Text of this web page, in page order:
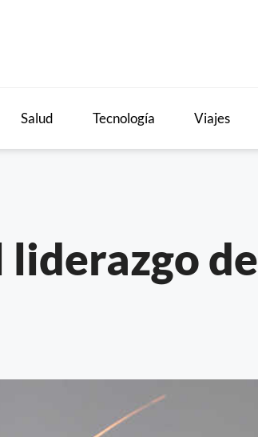
Salud Tecnología Viajes
liderazgo de